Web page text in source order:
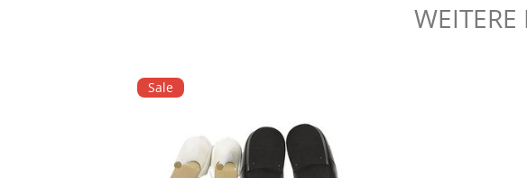
WEITERE
Sale